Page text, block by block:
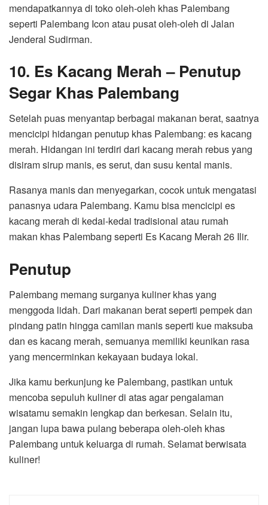
mendapatkannya di toko oleh-oleh khas Palembang
seperti Palembang Icon atau pusat oleh-oleh di Jalan
Jenderal Sudirman.
10. Es Kacang Merah – Penutup
Segar Khas Palembang
Setelah puas menyantap berbagai makanan berat, saatnya
mencicipi hidangan penutup khas Palembang: es kacang
merah. Hidangan ini terdiri dari kacang merah rebus yang
disiram sirup manis, es serut, dan susu kental manis.
Rasanya manis dan menyegarkan, cocok untuk mengatasi
panasnya udara Palembang. Kamu bisa mencicipi es
kacang merah di kedai-kedai tradisional atau rumah
makan khas Palembang seperti Es Kacang Merah 26 Ilir.
Penutup
Palembang memang surganya kuliner khas yang
menggoda lidah. Dari makanan berat seperti pempek dan
pindang patin hingga camilan manis seperti kue maksuba
dan es kacang merah, semuanya memiliki keunikan rasa
yang mencerminkan kekayaan budaya lokal.
Jika kamu berkunjung ke Palembang, pastikan untuk
mencoba sepuluh kuliner di atas agar pengalaman
wisatamu semakin lengkap dan berkesan. Selain itu,
jangan lupa bawa pulang beberapa oleh-oleh khas
Palembang untuk keluarga di rumah. Selamat berwisata
kuliner!